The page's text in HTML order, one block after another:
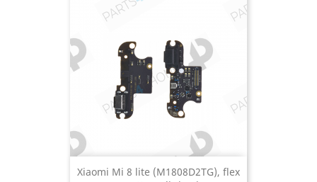
Xiaomi Mi 8 lite (M1808D2TG), flex